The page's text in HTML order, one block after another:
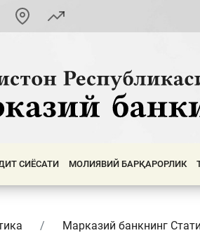
СИЁСАТИ МОЛИЯВИЙ БАРҚАРОРЛИК
Марказий банкнинг